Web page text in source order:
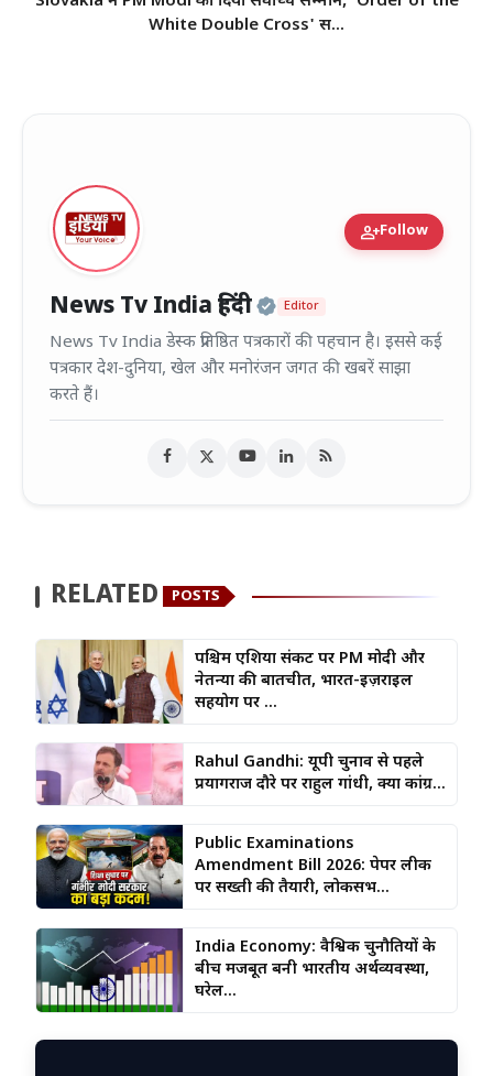
White Double Cross' स...
person_addFollow
News Tv India हिंदी Official | Verified
Editor
News Tv India डेस्क प्रतिष्ठित पत्रकारों की पहचान है। इससे कई
पत्रकार देश-दुनिया, खेल और मनोरंजन जगत की खबरें साझा
करते हैं।
RELATED POSTS
पश्चिम एशिया संकट पर PM मोदी और
नेतन्याहू की बातचीत, भारत-इज़राइल
सहयोग पर ...
Rahul Gandhi: यूपी चुनाव से पहले
प्रयागराज दौरे पर राहुल गांधी, क्या कांग्र...
Public Examinations
Amendment Bill 2026: पेपर लीक
पर सख्ती की तैयारी, लोकसभ...
India Economy: वैश्विक चुनौतियों के
बीच मजबूत बनी भारतीय अर्थव्यवस्था,
घरेल...